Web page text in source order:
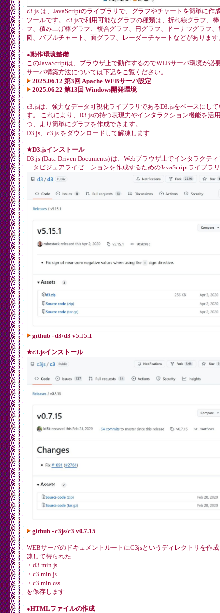
c3.js は、JavaScriptのライブラリで、グラフやチャートを簡単に作
ツールです。 c3.jsで利用可能なグラフの種類は、折れ線グラフ、
フ、積み上げ棒グラフ、複合グラフ、円グラフ、ドーナツグラフ、
図、バブルチャート、面グラフ、レーダーチャートなどがあります
●動作環境整備
このJavaScriptは、ブラウザ上で動作するのでWEBサーバ環境が必
サーバ構築方法については下記をご覧ください。
2025.06.12 第3回 Apache WEBサーバ設定
2025.06.22 第13回 Windows開発環境
c3.jsは、強力なデータ可視化ライブラリであるD3.jsをベースにして
す。 これにより、D3.jsの持つ表現力やインタラクション機能を活
つ、より簡単にグラフを作成できます。
D3.js、c3.js をダウンロードして解凍します
★D3.jsインストール
D3.js (Data-Driven Documents) は、Webブラウザ上でインタラクテ
ータビジュアライゼーションを作成するためのJavaScriptライブラ
github - d3/d3 v5.15.1
★c3.jsインストール
github - c3js/c3 v0.7.15
WEBサーバのドキュメントルートにC3jsというディレクトリを作
凍して得られた
・d3.min.js
・c3.min.js
・c3.min.css
を保存します
●HTMLファイルの作成